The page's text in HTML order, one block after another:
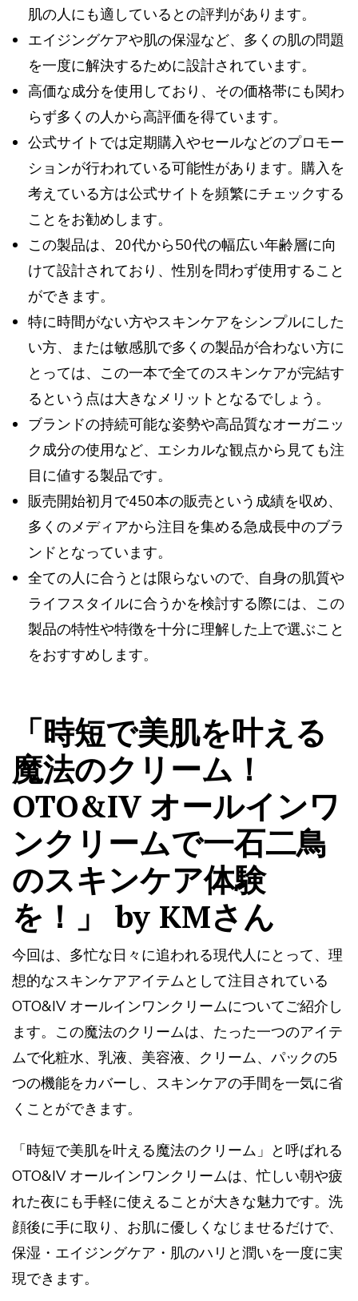
肌の人にも適しているとの評判があります。
エイジングケアや肌の保湿など、多くの肌の問題
を一度に解決するために設計されています。
高価な成分を使用しており、その価格帯にも関わ
らず多くの人から高評価を得ています。
公式サイトでは定期購入やセールなどのプロモー
ションが行われている可能性があります。購入を
考えている方は公式サイトを頻繁にチェックする
ことをお勧めします。
この製品は、20代から50代の幅広い年齢層に向
けて設計されており、性別を問わず使用すること
ができます。
特に時間がない方やスキンケアをシンプルにした
い方、または敏感肌で多くの製品が合わない方に
とっては、この一本で全てのスキンケアが完結す
るという点は大きなメリットとなるでしょう。
ブランドの持続可能な姿勢や高品質なオーガニッ
ク成分の使用など、エシカルな観点から見ても注
目に値する製品です。
販売開始初月で450本の販売という成績を収め、
多くのメディアから注目を集める急成長中のブラ
ンドとなっています。
全ての人に合うとは限らないので、自身の肌質や
ライフスタイルに合うかを検討する際には、この
製品の特性や特徴を十分に理解した上で選ぶこと
をおすすめします。
「時短で美肌を叶える
魔法のクリーム！
OTO&IV オールインワ
ンクリームで一石二鳥
のスキンケア体験
を！」 by KMさん
今回は、多忙な日々に追われる現代人にとって、理
想的なスキンケアアイテムとして注目されている
OTO&IV オールインワンクリームについてご紹介し
ます。この魔法のクリームは、たった一つのアイテ
ムで化粧水、乳液、美容液、クリーム、パックの5
つの機能をカバーし、スキンケアの手間を一気に省
くことができます。
「時短で美肌を叶える魔法のクリーム」と呼ばれる
OTO&IV オールインワンクリームは、忙しい朝や疲
れた夜にも手軽に使えることが大きな魅力です。洗
顔後に手に取り、お肌に優しくなじませるだけで、
保湿・エイジングケア・肌のハリと潤いを一度に実
現できます。